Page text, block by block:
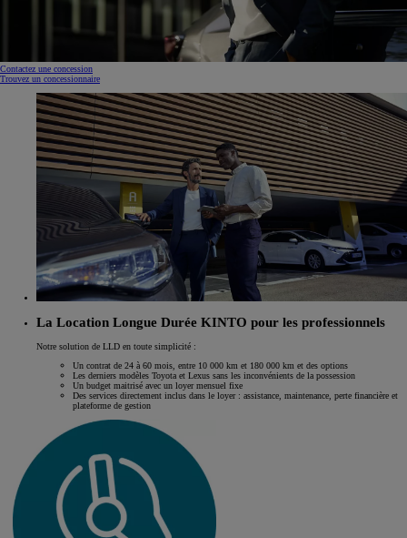
Contactez une concession
Trouvez un concessionnaire
La Location Longue Durée KINTO pour les professionnels
Notre solution de LLD en toute simplicité :
Un contrat de 24 à 60 mois, entre 10 000 km et 180 000 km et des options
Les derniers modèles Toyota et Lexus sans les inconvénients de la possession
Un budget maitrisé avec un loyer mensuel fixe
Des services directement inclus dans le loyer : assistance, maintenance, perte financière et
plateforme de gestion